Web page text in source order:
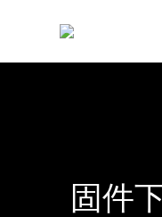
固件